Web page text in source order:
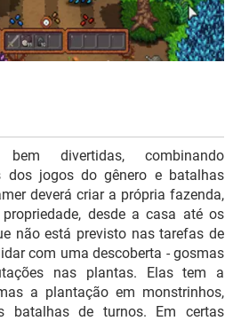
divertidas, combinando
dos jogos do gênero e batalhas
deverá criar a própria fazenda,
desde a casa até os
não está previsto nas tarefas de
com uma descoberta - gosmas
nas plantas. Elas tem a
a plantação em monstrinhos,
batalhas de turnos. Em certas